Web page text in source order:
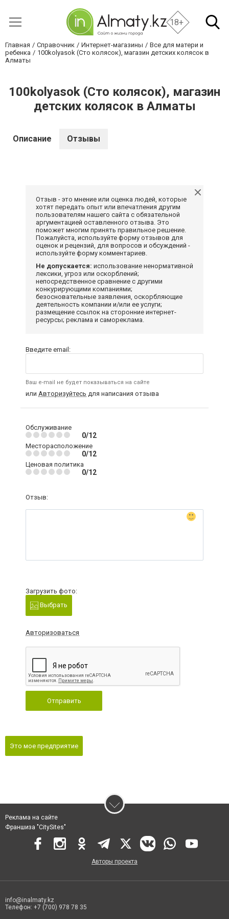
18+
Главная Справочник Интернет-магазины
Все для матери и
ребенка
100kolyasok (Сто колясок), магазин детских колясок в
Алматы
100kolyasok (Сто колясок), магазин
детских колясок в Алматы
Описание Отзывы
Отзыв - это мнение или оценка людей, которые
хотят передать опыт или впечатления другим
пользователям нашего сайта с обязательной
аргументацией оставленного отзыва. Это
поможет многим принять правильное решение.
Пожалуйста, используйте форму отзывов для
оценок и рецензий, для вопросов и обсуждений -
используйте форму комментариев.
Не допускается: использование ненормативной
лексики, угроз или оскорблений;
непосредственное сравнение с другими
конкурирующими компаниями;
безосновательные заявления, оскорбляющие
деятельность компании и/или ее услуги;
размещение ссылок на сторонние интернет-
ресурсы; реклама и самореклама.
Введите email:
Ваш e-mail не будет показываться на сайте
или Авторизуйтесь для написания отзыва
Обслуживание
0/12
Месторасположение
0/12
Ценовая политика
0/12
Отзыв:
Загрузить фото:
Выбрать
Авторизоваться
Отправить
Это мое предприятие
Реклама на сайте
Франшиза "CitySites"
Авторы проекта
info@inalmaty.kz
Телефон: +7 (700) 978 78 35